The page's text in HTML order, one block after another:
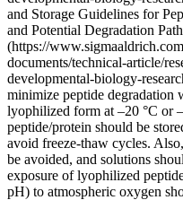
and Storage Guidelines for
and Potential Degradation
(https://
documents/technical-article/
developmental-biology-
minimize peptide degradation
lyophilized form at –20 °C or
peptide/protein should be
avoid freeze-thaw cycles.
be avoided, and solutions
exposure of lyophilized
pH) to atmospheric oxygen